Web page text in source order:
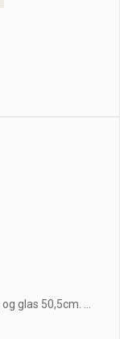
glas 50,5cm. ...